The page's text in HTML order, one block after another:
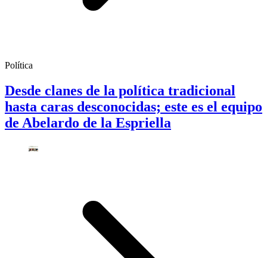
Política
Desde clanes de la política tradicional
hasta caras desconocidas; este es el equipo
de Abelardo de la Espriella